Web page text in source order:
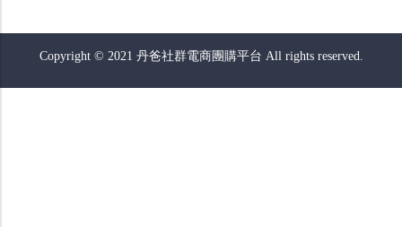
Copyright © 2021 丹爸社群電商團購平台 All rights reserved.